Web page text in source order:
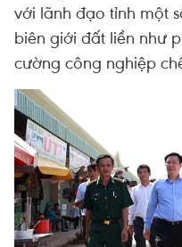
với lãnh đạo tỉnh một
biên giới đất liền như
cường công nghiệp